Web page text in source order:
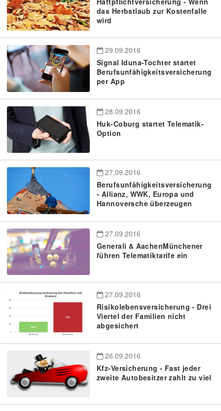
das Herbstlaub zur Kostenfalle
wird
29.09.2016
Signal Iduna-Tochter startet
Berufsunfähigkeitsversicherung
per App
28.09.2016
Huk-Coburg startet Telematik-
Option
27.09.2016
Berufsunfähigkeitsversicherung
- Allianz, WWK, Europa und
Hannoversche überzeugen
27.09.2016
Generali & AachenMünchener
führen Telematiktarife ein
27.09.2016
Risikolebensversicherung - Drei
Viertel der Familien nicht
abgesichert
26.09.2016
Kfz-Versicherung - Fast jeder
zweite Autobesitzer zahlt zu viel